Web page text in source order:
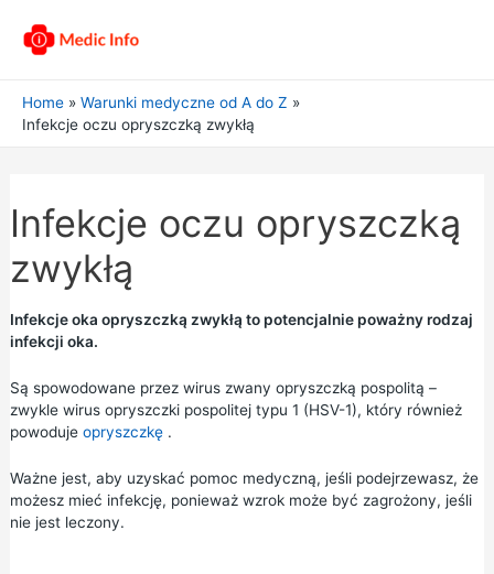
Home
Warunki medyczne od A do Z
Infekcje oczu opryszczką zwykłą
Infekcje oczu opryszczką
zwykłą
Infekcje oka opryszczką zwykłą to potencjalnie poważny rodzaj
infekcji oka.
Są spowodowane przez wirus zwany opryszczką pospolitą –
zwykle wirus opryszczki pospolitej typu 1 (HSV-1), który również
powoduje opryszczkę.
Ważne jest, aby uzyskać pomoc medyczną, jeśli podejrzewasz, że
możesz mieć infekcję, ponieważ wzrok może być zagrożony, jeśli
nie jest leczony.